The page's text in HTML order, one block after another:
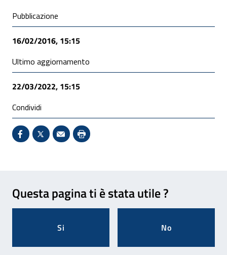
Condivisione social
Pubblicazione
16/02/2016, 15:15
Ultimo aggiornamento
22/03/2022, 15:15
Condividi
Condividi su Facebook - Sito esterno - Apertura in
X - Sito esterno - Apertura in nuova finestra
Invio Mail: apre il programma di posta
Stampa pagina: scelta meno
Questa pagina ti è stata utile ?
Si No